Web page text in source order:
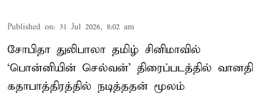
Published on: 31 Jul 2026, 8:02 am
சோபிதா துலிபாலா தமிழ் சினிமாவில்
‘பொன்னியின் செல்வன்’ திரைப்படத்தில் வானதி
கதாபாத்திரத்தில் நடித்ததன் மூலம்